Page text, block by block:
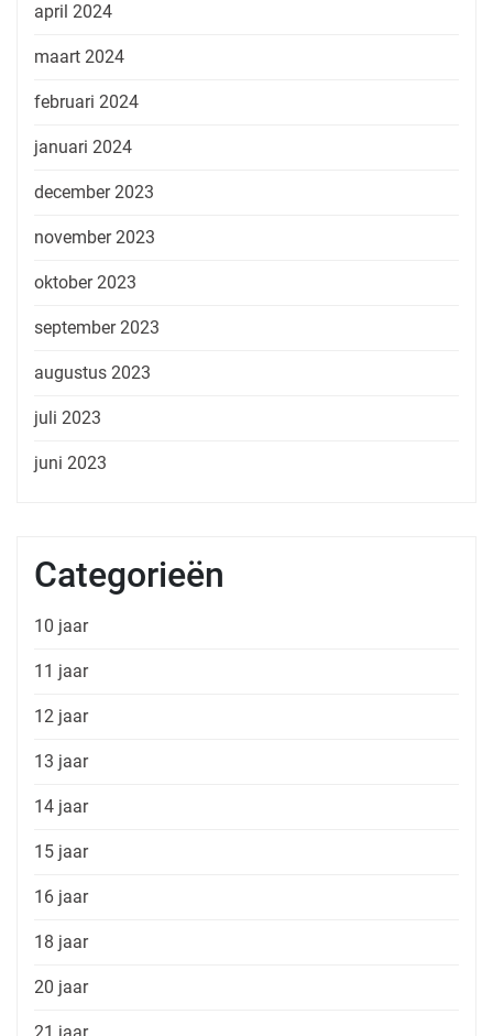
april 2024
maart 2024
februari 2024
januari 2024
december 2023
november 2023
oktober 2023
september 2023
augustus 2023
juli 2023
juni 2023
Categorieën
10 jaar
11 jaar
12 jaar
13 jaar
14 jaar
15 jaar
16 jaar
18 jaar
20 jaar